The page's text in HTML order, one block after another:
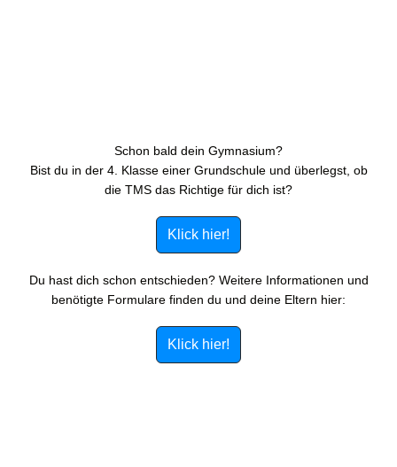
Schon bald dein Gymnasium?
Bist du in der 4. Klasse einer Grundschule und überlegst, ob
die TMS das Richtige für dich ist?
Klick hier!
Du hast dich schon entschieden? Weitere Informationen und
benötigte Formulare finden du und deine Eltern hier:
Klick hier!